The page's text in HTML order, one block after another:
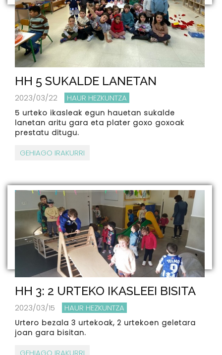
HH 5 SUKALDE LANETAN
2023/03/22 HAUR HEZKUNTZA
5 urteko ikasleak egun hauetan sukalde
lanetan aritu gara eta plater goxo goxoak
prestatu ditugu.
GEHIAGO IRAKURRI
HH 3: 2 URTEKO IKASLEEI BISITA
2023/03/15 HAUR HEZKUNTZA
Urtero bezala 3 urtekoak, 2 urtekoen geletara
joan gara bisitan.
GEHIAGO IRAKURRI